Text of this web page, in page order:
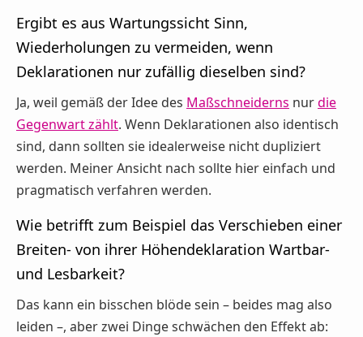
Ergibt es aus Wartungssicht Sinn,
Wiederholungen zu vermeiden, wenn
Deklarationen nur zufällig dieselben sind?
Ja, weil gemäß der Idee des Maßschneiderns nurdie
Gegenwart zählt. Wenn Deklarationen also identisch
sind, dann sollten sie idealerweise nicht dupliziert
werden. Meiner Ansicht nach sollte hier einfach und
pragmatisch verfahren werden.
Wie betrifft zum Beispiel das Verschieben einer
Breiten- von ihrer Höhendeklaration Wartbar-
und Lesbarkeit?
Das kann ein bisschen blöde sein – beides mag also
leiden –, aber zwei Dinge schwächen den Effekt ab: